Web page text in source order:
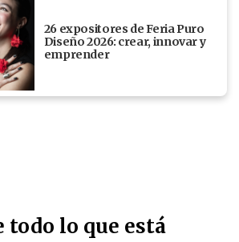
26 expositores de Feria Puro
Diseño 2026: crear, innovar y
emprender
todo lo que está